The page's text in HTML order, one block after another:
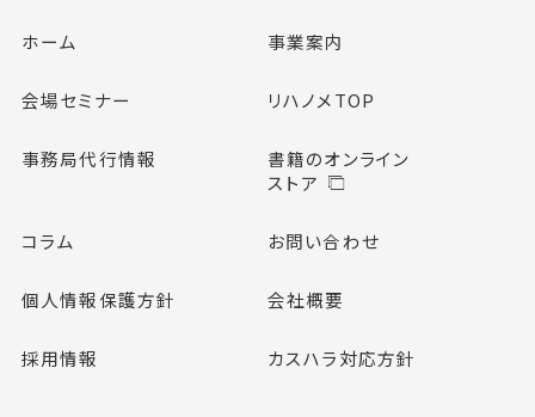
ホーム 事業案内
会場セミナー リハノメTOP
事務局代行情報
書籍のオンライン
ストア
コラム お問い合わせ
個人情報保護方針 会社概要
採用情報 カスハラ対応方針